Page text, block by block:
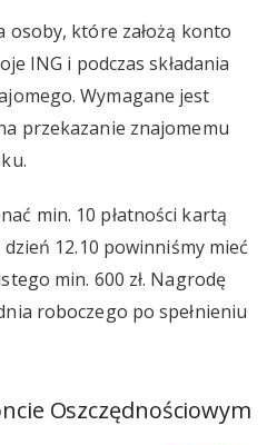
osoby, które założą konto
ING i podczas składania
Wymagane jest
przekazanie znajomemu
min. 10 płatności kartą
12.10 powinniśmy mieć
min. 600 zł. Nagrodę
roboczego po spełnieniu
Oszczędnościowym